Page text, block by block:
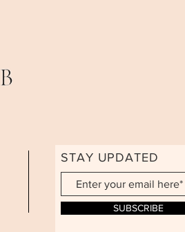
STAY UPDATED
SUBSCRIBE